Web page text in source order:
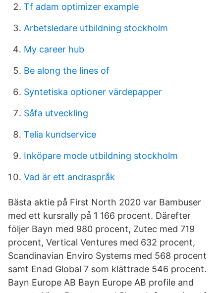
Tf adam optimizer example
Arbetsledare utbildning stockholm
My career hub
Be along the lines of
Syntetiska optioner värdepapper
Såfa utveckling
Telia kundservice
Inköpare mode utbildning stockholm
Vad är ett andraspråk
Bästa aktie på First North 2020 var Bambuser
med ett kursrally på 1 166 procent. Därefter
följer Bayn med 980 procent, Zutec med 719
procent, Vertical Ventures med 632 procent,
Scandinavian Enviro Systems med 568 procent
samt Enad Global 7 som klättrade 546 procent.
Bayn Europe AB Bayn Europe AB profile and